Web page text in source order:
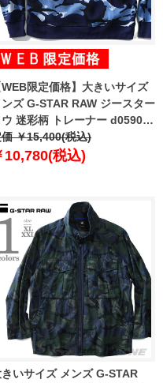
WEB限定価格】大きいサイズ
ンズ G-STAR RAW ジースター
ウ 迷彩柄 トレーナー d05901-
￥15,400(税込)
10,780(税込)
きいサイズ メンズ G-STAR